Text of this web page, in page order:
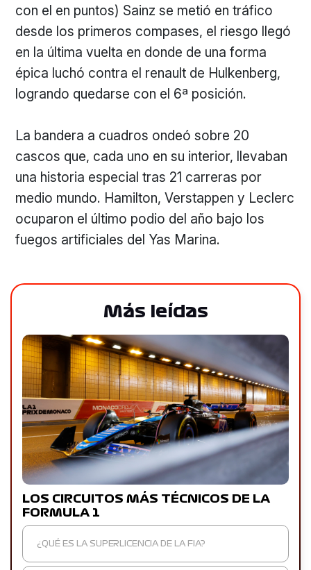
con el en puntos) Sainz se metió en tráfico
desde los primeros compases, el riesgo llegó
en la última vuelta en donde de una forma
épica luchó contra el renault de Hulkenberg,
logrando quedarse con el 6ª posición.
La bandera a cuadros ondeó sobre 20
cascos que, cada uno en su interior, llevaban
una historia especial tras 21 carreras por
medio mundo. Hamilton, Verstappen y Leclerc
ocuparon el último podio del año bajo los
fuegos artificiales del Yas Marina.
Más leídas
LOS CIRCUITOS MÁS TÉCNICOS DE LA
FORMULA 1
¿QUÉ ES LA SUPERLICENCIA DE LA FIA?